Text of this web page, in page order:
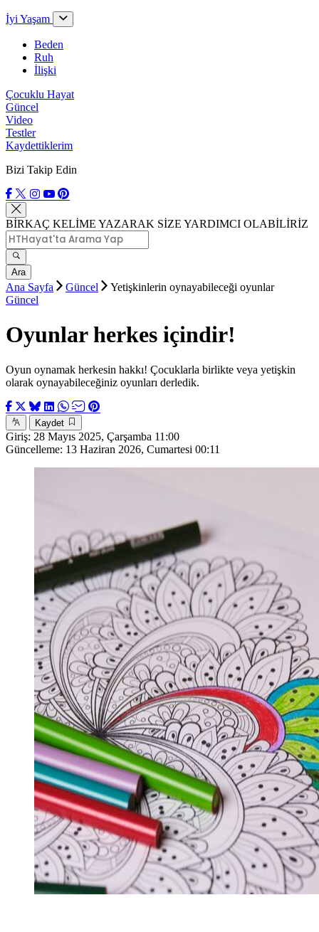
İyi Yaşam
Beden
Ruh
İlişki
Çocuklu Hayat
Güncel
Video
Testler
Kaydettiklerim
Bizi Takip Edin
BİRKAÇ KELİME YAZARAK SİZE YARDIMCI OLABİLİRİZ
Ara
Ana Sayfa Güncel
Yetişkinlerin oynayabileceği oyunlar
Güncel
Oyunlar herkes içindir!
Oyun oynamak herkesin hakkı! Çocuklarla birlikte veya yetişkin
olarak oynayabileceğiniz oyunları derledik.
Kaydet
Giriş: 28 Mayıs 2025, Çarşamba 11:00
Güncelleme: 13 Haziran 2026, Cumartesi 00:11